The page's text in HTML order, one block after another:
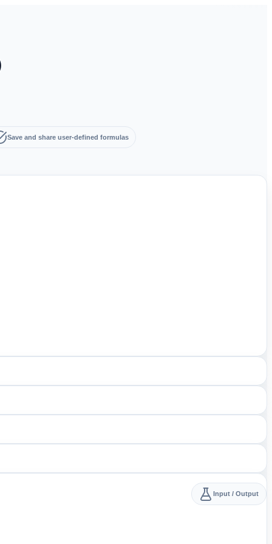
Save and share user-defined formulas
Input / Output